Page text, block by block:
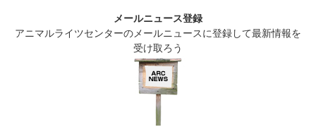
メールニュース登録
アニマルライツセンターのメールニュースに登録して最新情報を
受け取ろう